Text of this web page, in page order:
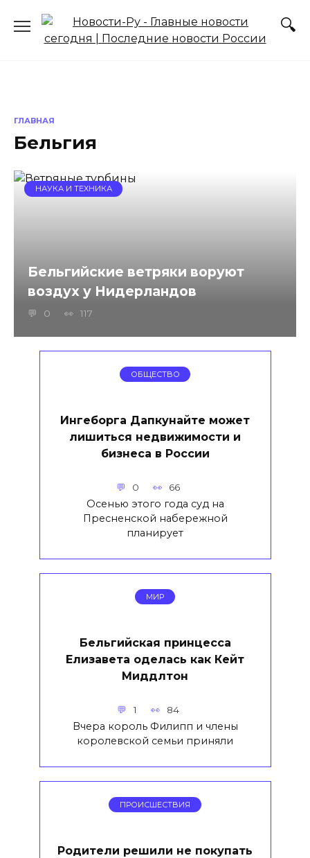
содержанию
ГЛАВНАЯ
Бельгия
НАУКА И ТЕХНИКА
Бельгийские ветряки воруют
воздух у Нидерландов
0 117
ОБЩЕСТВО
Ингеборга Дапкунайте может
лишиться недвижимости и
бизнеса в России
0 66
Осенью этого года суд на
Пресненской набережной
планирует
МИР
Бельгийская принцесса
Елизавета оделась как Кейт
Миддлтон
1 84
Вчера король Филипп и члены
королевской семьи приняли
ПРОИСШЕСТВИЯ
Родители решили не покупать